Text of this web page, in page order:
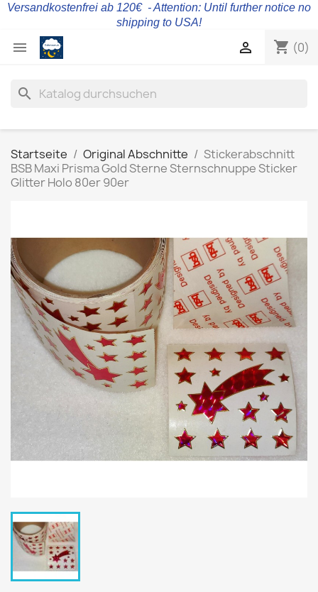
Versandkostenfrei ab 120€ - Attention: Until further notice no
shipping to USA!
 shopping_cart (0)

search
Startseite Original Abschnitte
Stickerabschnitt
BSB Maxi Prisma Gold Sterne Sternschnuppe Sticker
Glitter Holo 80er 90er